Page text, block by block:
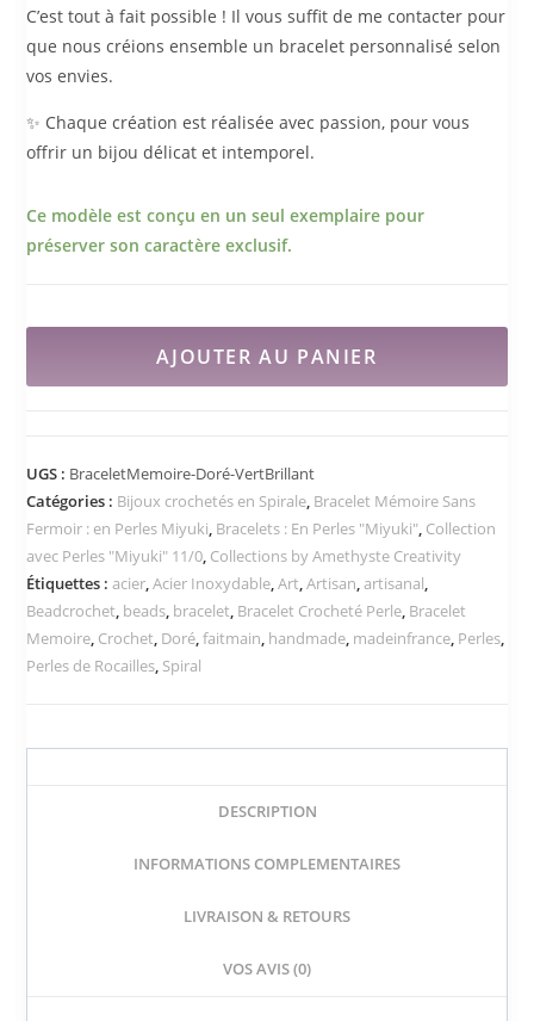
C’est tout à fait possible ! Il vous suffit de me contacter pour
que nous créions ensemble un bracelet personnalisé selon
vos envies.
✨ Chaque création est réalisée avec passion, pour vous
offrir un bijou délicat et intemporel.
Ce modèle est conçu en un seul exemplaire pour
préserver son caractère exclusif.
AJOUTER AU PANIER
UGS : BraceletMemoire-Doré-VertBrillant
Catégories : Bijoux crochetés en Spirale, Bracelet Mémoire Sans
Fermoir : en Perles Miyuki, Bracelets : En Perles "Miyuki", Collection
avec Perles "Miyuki" 11/0, Collections by Amethyste Creativity
Étiquettes :acier,Acier Inoxydable,Art,Artisan,artisanal,
Beadcrochet, beads, bracelet, Bracelet Crocheté Perle, Bracelet
Memoire, Crochet, Doré,faitmain, handmade, madeinfrance, Perles,
Perles de Rocailles, Spiral
DESCRIPTION
INFORMATIONS COMPLEMENTAIRES
LIVRAISON & RETOURS
VOS AVIS (0)